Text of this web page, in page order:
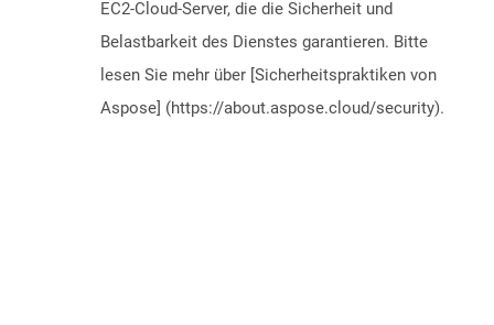
EC2-Cloud-Server, die die Sicherheit und
Belastbarkeit des Dienstes garantieren. Bitte
lesen Sie mehr über [Sicherheitspraktiken von
Aspose] (https://about.aspose.cloud/security).